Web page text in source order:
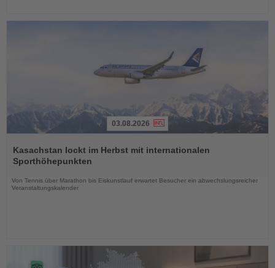
Sie
die
Nachrichten
03.08.2026
Kasachstan lockt im Herbst mit internationalen
Sporthöhepunkten
Von Tennis über Marathon bis Eiskunstlauf erwartet Besucher ein abwechslungsreicher
Veranstaltungskalender